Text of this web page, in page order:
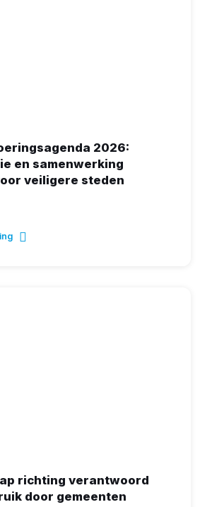
2026:
en samenwerking
veiligere steden
richting verantwoord
door gemeenten